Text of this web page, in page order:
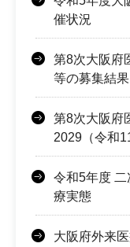
催状況
第8次大阪府
等の募集結
第8次大阪府
2029（令和
令和5年度
療実態
大阪府外来